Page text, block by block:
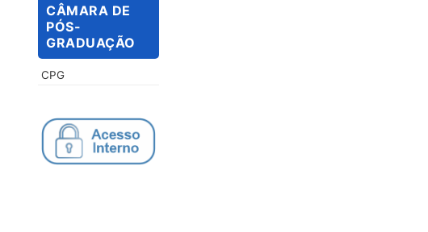
CÂMARA DE
PÓS-
GRADUAÇÃO
CPG